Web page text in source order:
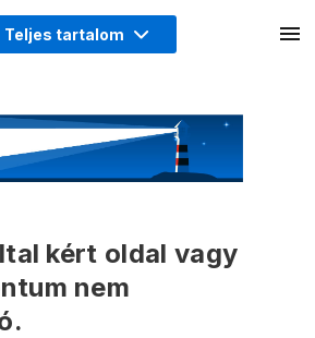
Teljes tartalom
kért oldal vagy
nem